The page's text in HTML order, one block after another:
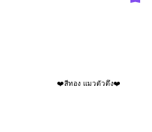
❤️สีทอง แมวตัวตึง❤️